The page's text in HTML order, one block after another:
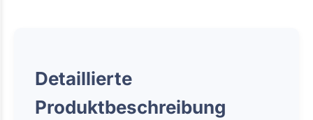
Detaillierte
Produktbeschreibung